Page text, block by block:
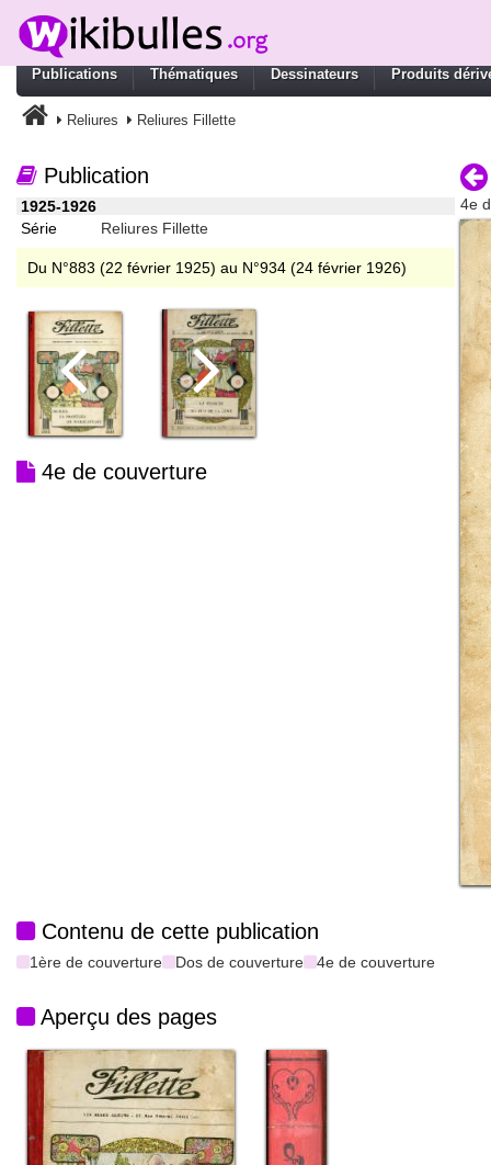
Publications Thématiques Dessinateurs Produits
Reliures Reliures Fillette
Publication
1925-1926
Série
Reliures Fillette
Du N°883 (22 février 1925) au N°934 (24 février 1926)
4e de couverture
4e
Contenu de cette publication
1ère de couverture Dos de couverture 4e de couverture
Aperçu des pages